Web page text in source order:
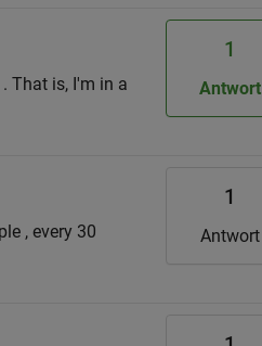
That is, I'm in a
1
Antwort
, every 30
1
Antwort